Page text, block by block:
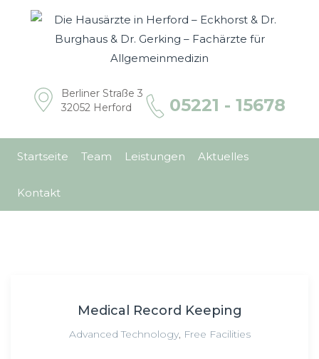
Berliner Straße 3
32052 Herford
05221 - 15678
Startseite Team Leistungen Aktuelles
Kontakt
Medical Record Keeping
Advanced Technology, Free Facilities